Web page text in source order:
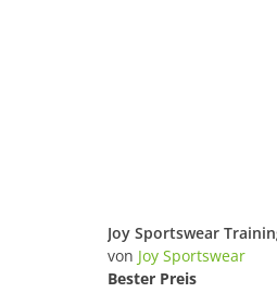
von Joy Sportswear
Bester Preis